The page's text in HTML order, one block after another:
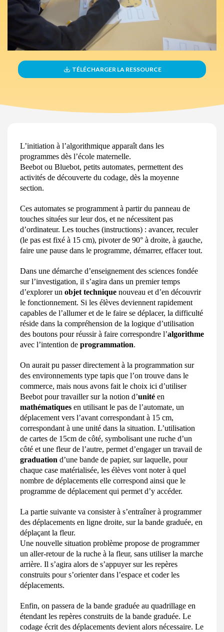
TÉLÉCHARGER LA RESSOURCE
L’initiation à l’algorithmique apparaît dans les
programmes dès l’école maternelle.
Beebot ou Bluebot, petits automates, permettent des
activités de découverte du codage, dès la moyenne
section.
Ces automates se programment à partir du panneau de
touches situées sur leur dos, et ne nécessitent pas
d’ordinateur. Les touches (instructions) : avancer, reculer
(le pas est fixé à 15 cm), pivoter de 90° à droite, à gauche,
faire une pause dans le programme, démarrer, effacer tout.
Dans une démarche d’enseignement des sciences fondée
sur l’investigation, il s’agira dans un premier temps
d’explorer un objet technique nouveau et d’en découvrir
le fonctionnement. Si les élèves deviennent rapidement
capables de l’allumer et de le faire se déplacer, la difficulté
réside dans la compréhension de la logique d’utilisation
des boutons pour réussir à faire correspondre l’algorithme
avec l’intention de programmation.
On aurait pu passer directement à la programmation sur
des environnements type tapis que l’on trouve dans le
commerce, mais nous avons fait le choix ici d’utiliser
Beebot pour travailler sur la notion d’unité en
mathématiques en utilisant le pas de l’automate, un
déplacement vers l’avant correspondant à 15 cm,
correspondant à une unité dans la situation. L’utilisation
de cartes de 15cm de côté, symbolisant une ruche d’un
côté et une fleur de l’autre, permet d’engager un travail de
graduation d’une bande de papier, sur laquelle, pour
chaque case matérialisée, les élèves vont noter à quel
nombre de déplacements elle correspond ainsi que le
programme de déplacement qui permet d’y accéder.
La partie suivante va consister à s’entraîner à programmer
des déplacements en ligne droite, sur la bande graduée, en
déplaçant la fleur.
Une nouvelle situation problème propose de programmer
un aller-retour de la ruche à la fleur, sans utiliser la marche
arrière. Il s’agira alors de s’appuyer sur les repères
construits pour s’orienter dans l’espace et coder les
déplacements.
Enfin, on passera de la bande graduée au quadrillage en
étendant les repères construits de la bande graduée. Le
codage écrit des déplacements devient alors nécessaire. Le